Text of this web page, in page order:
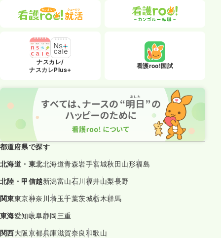
ナスカレ/
ナスカレPlus+
看護roo!国試
都道府県で探す
北海道・東北北海道青森岩手宮城秋田山形福島
北陸・甲信越新潟富山石川福井山梨長野
関東東京神奈川埼玉千葉茨城栃木群馬
東海愛知岐阜静岡三重
関西大阪京都兵庫滋賀奈良和歌山